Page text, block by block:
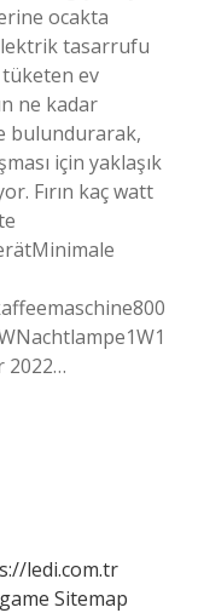
ocakta
tasarrufu
tüketen ev
ne kadar
bulundurarak,
için yaklaşık
Fırın kaç watt
2022…
ledi.com.tr
Sitemap